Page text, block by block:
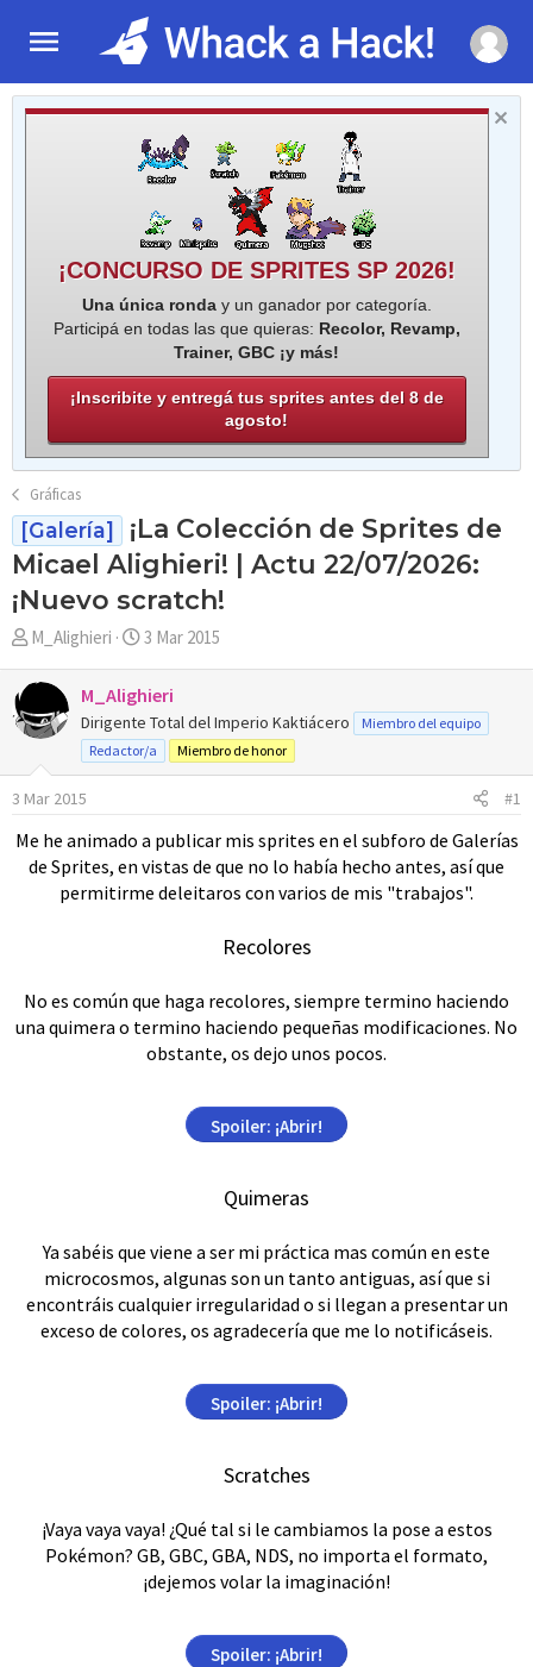
¡CONCURSO DE SPRITES SP 2026!
Una única ronday un ganador por categoría.
Participá en todas las que quieras: Recolor, Revamp,
Trainer, GBC ¡y más!
¡Inscribite y entregá tus sprites antes del 8 de
agosto!
Gráficas
[Galería]
¡La Colección de Sprites de
Micael Alighieri! | Actu 22/07/2026:
¡Nuevo scratch!
A
t
o
r
M_Alighieri
F
c
a
d
n
i
c
3 Mar 2015
M_Alighieri
Dirigente Total del Imperio Kaktiácero
Miembro del equipo
Redactor/a
Miembro de honor
3 Mar 2015 #1
Me he animado a publicar mis sprites en el subforo de Galerías
de Sprites, en vistas de que no lo había hecho antes, así que
permitirme deleitaros con varios de mis "trabajos".
Recolores
No es común que haga recolores, siempre termino haciendo
una quimera o termino haciendo pequeñas modificaciones. No
obstante, os dejo unos pocos.
Spoiler: ¡Abrir!
Quimeras
Ya sabéis que viene a ser mi práctica mas común en este
microcosmos, algunas son un tanto antiguas, así que si
encontráis cualquier irregularidad o si llegan a presentar un
exceso de colores, os agradecería que me lo notificáseis.
Spoiler: ¡Abrir!
Scratches
¡Vaya vaya vaya! ¿Qué tal si le cambiamos la pose a estos
Pokémon? GB, GBC, GBA, NDS, no importa el formato,
¡dejemos volar la imaginación!
Spoiler: ¡Abrir!